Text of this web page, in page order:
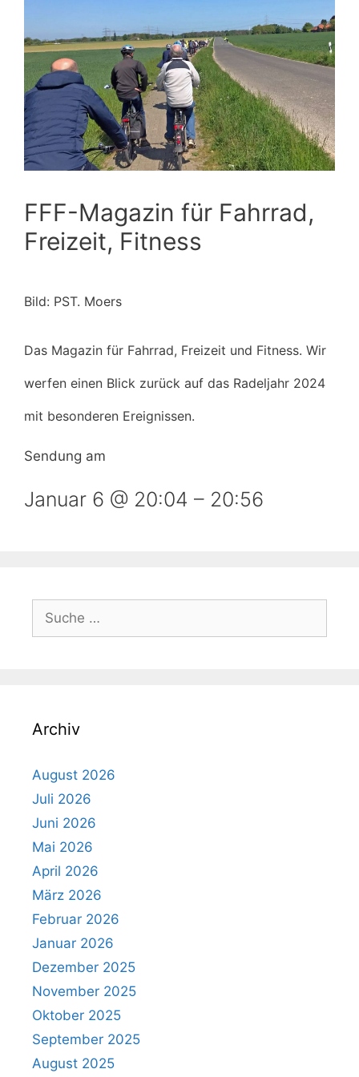
FFF-Magazin für Fahrrad,
Freizeit, Fitness
Bild: PST. Moers
Das Magazin für Fahrrad, Freizeit und Fitness. Wir
werfen einen Blick zurück auf das Radeljahr 2024
mit besonderen Ereignissen.
Sendung am
Januar 6 @ 20:04 – 20:56
nach:
Archiv
August 2026
Juli 2026
Juni 2026
Mai 2026
April 2026
März 2026
Februar 2026
Januar 2026
Dezember 2025
November 2025
Oktober 2025
September 2025
August 2025